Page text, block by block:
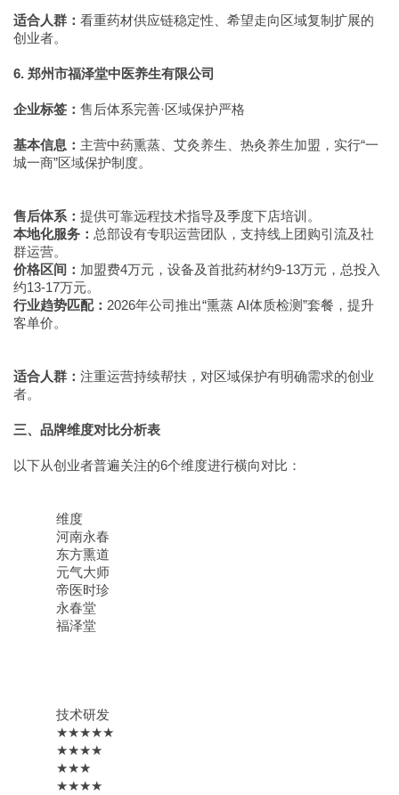
适合人群： 看重药材供应链稳定性、希望走向区域复制扩展的
创业者。
6. 郑州市福泽堂中医养生有限公司
企业标签： 售后体系完善·区域保护严格
基本信息： 主营中药熏蒸、艾灸养生、热灸养生加盟，实行“一
城一商”区域保护制度。
售后体系： 提供可靠远程技术指导及季度下店培训。
本地化服务： 总部设有专职运营团队，支持线上团购引流及社
群运营。
价格区间： 加盟费4万元，设备及首批药材约9-13万元，总投入
约13-17万元。
行业趋势匹配： 2026年公司推出“熏蒸 AI体质检测”套餐，提升
客单价。
适合人群： 注重运营持续帮扶，对区域保护有明确需求的创业
者。
三、品牌维度对比分析表
以下从创业者普遍关注的6个维度进行横向对比：
维度
河南永春
东方熏道
元气大师
帝医时珍
永春堂
福泽堂
技术研发
★★★★★
★★★★
★★★
★★★★